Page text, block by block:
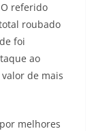
referido
roubado
foi
ao
de mais
melhores